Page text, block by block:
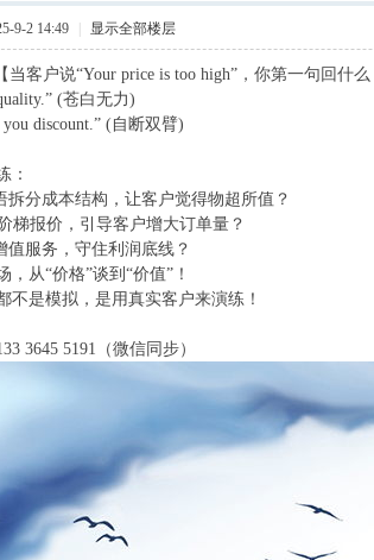
9-2 14:49 显示全部楼层
当客户说“Your price is too high”，你第一句回什么
(苍白无力)
you discount.” (自断双臂)
：
拆分成本结构，让客户觉得物超所值？
梯报价，引导客户增大订单量？
值服务，守住利润底线？
，从“价格”谈到“价值”！
不是模拟，是用真实客户来演练！
3645 5191（微信同步）